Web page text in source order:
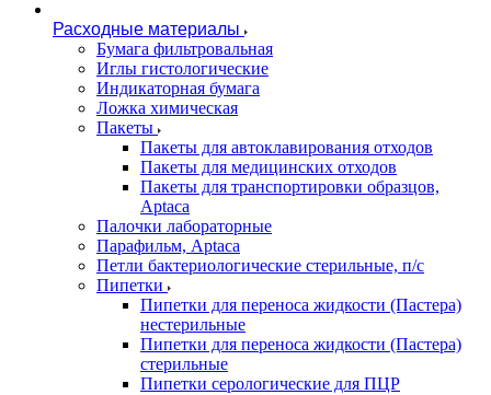
Расходные материалы
Бумага фильтровальная
Иглы гистологические
Индикаторная бумага
Ложка химическая
Пакеты
Пакеты для автоклавирования отходов
Пакеты для медицинских отходов
Пакеты для транспортировки образцов,
Aptaca
Палочки лабораторные
Парафильм, Aptaca
Петли бактериологические стерильные, п/с
Пипетки
Пипетки для переноса жидкости (Пастера)
нестерильные
Пипетки для переноса жидкости (Пастера)
стерильные
Пипетки серологические для ПЦР